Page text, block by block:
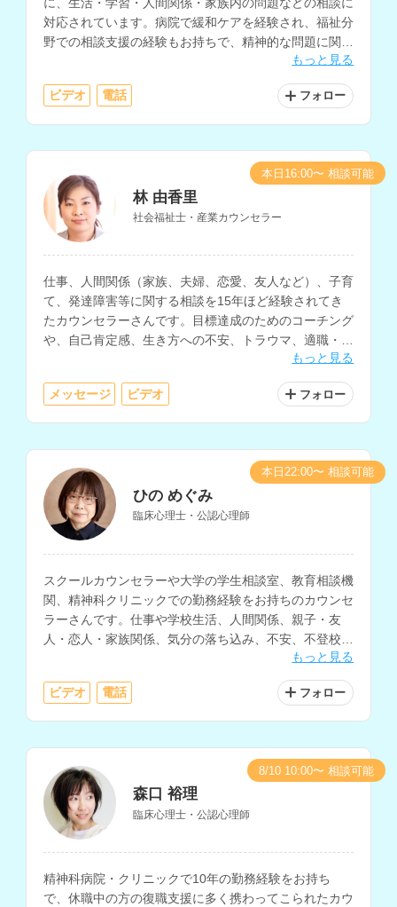
対応されています。病院で緩和ケアを経験され、福祉分
野での相談支援の経験もお持ちで、精神的な問題に関す
もっと見る
ビデオ 電話 フォロー
林 由香里
社会福祉士・産業カウンセラー
仕事、人間関係（家族、夫婦、恋愛、友人など）、子育
て、発達障害等に関する相談を15年ほど経験されてき
たカウンセラーさんです。目標達成のためのコーチング
や、自己肯定感、生き方への不安、トラウマ、適職・復
職、産前・産後などに関する相談にも対応されていま
す。
もっと見る
メッセージ ビデオ フォロー
本日16:00〜 相談可能
ひの めぐみ
臨床心理士・公認心理師
スクールカウンセラーや大学の学生相談室、教育相談機
関、精神科クリニックでの勤務経験をお持ちのカウンセ
ラーさんです。仕事や学校生活、人間関係、親子・友
人・恋人・家族関係、気分の落ち込み、不安、不登校、
発達障害、性格、人生についての相談などに対応されて
もっと見る
ビデオ 電話 フォロー
本日22:00〜 相談可能
森口 裕理
臨床心理士・公認心理師
精神科病院・クリニックで10年の勤務経験をお持ち
で、休職中の方の復職支援に多く携わってこられたカウ
8/10 10:00〜 相談可能